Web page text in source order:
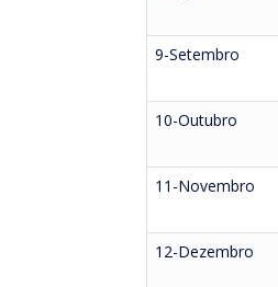
9-Setembro
10-Outubro
11-Novembro
12-Dezembro